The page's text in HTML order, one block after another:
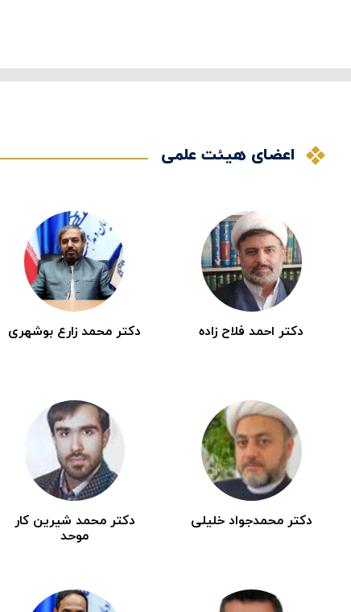
اعضای هیئت علمی
دکتر احمد فلاح زاده دکتر محمد زارع بوشهری
دکتر محمدجواد خلیلی
دکتر محمد شیرین کار
موحد